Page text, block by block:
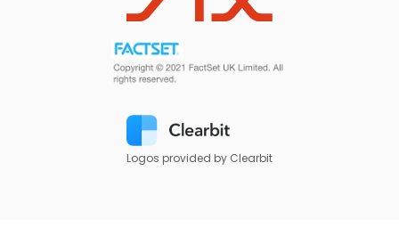
Logos provided by Clearbit